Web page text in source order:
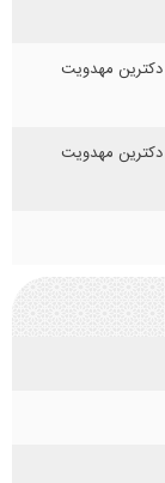
مهدویت
مهدویت